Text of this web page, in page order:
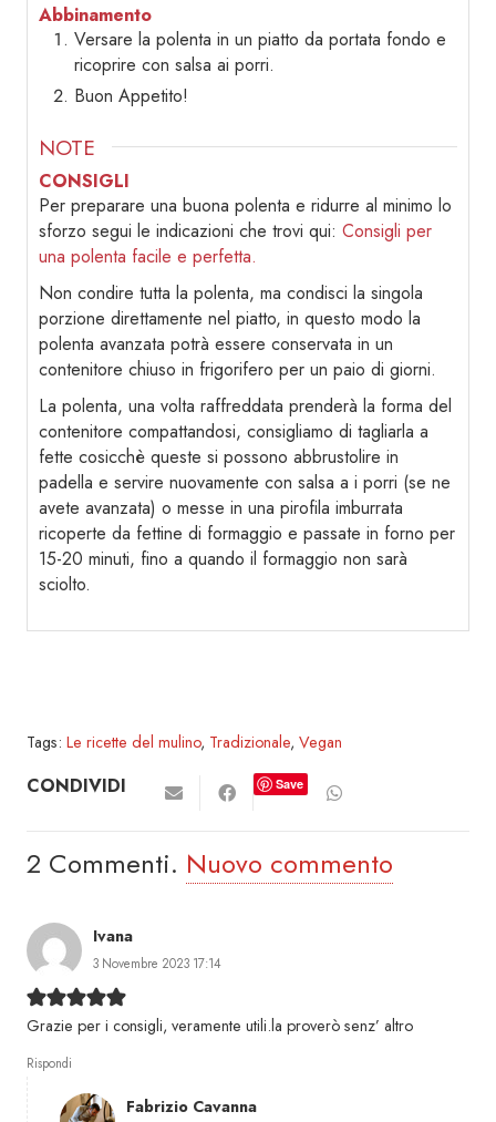
Abbinamento
Versare la polenta in un piatto da portata fondo e
ricoprire con salsa ai porri.
Buon Appetito!
NOTE
CONSIGLI
Per preparare una buona polenta e ridurre al minimo lo
sforzo segui le indicazioni che trovi qui: Consigli per
una polenta facile e perfetta.
Non condire tutta la polenta, ma condisci la singola
porzione direttamente nel piatto, in questo modo la
polenta avanzata potrà essere conservata in un
contenitore chiuso in frigorifero per un paio di giorni.
La polenta, una volta raffreddata prenderà la forma del
contenitore compattandosi, consigliamo di tagliarla a
fette cosicchè queste si possono abbrustolire in
padella e servire nuovamente con salsa a i porri (se ne
avete avanzata) o messe in una pirofila imburrata
ricoperte da fettine di formaggio e passate in forno per
15-20 minuti, fino a quando il formaggio non sarà
sciolto.
Tags: Le ricette del mulino, Tradizionale, Vegan
CONDIVIDI Save
2 Commenti. Nuovo commento
Ivana
3 Novembre 2023 17:14
Grazie per i consigli, veramente utili.la proverò senz’ altro
Rispondi
Fabrizio Cavanna